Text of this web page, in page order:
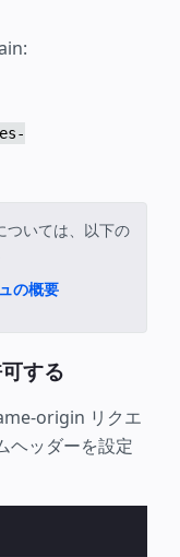
ついては、以下の
の概要
する
origin リクエ
ヘッダーを設定